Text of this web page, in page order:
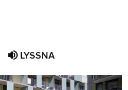
LYSSNA